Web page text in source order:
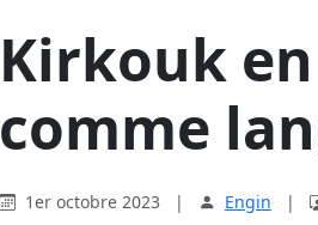
Kirkouk
comme
1er octobre 2023 | Engin |